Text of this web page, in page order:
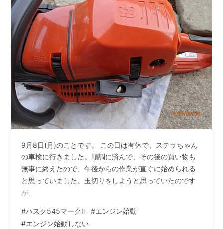
9月8日(月)のことです。 この日は有休で、ステラちゃん
の車検に行きました。順調に済んで、その後の買い物も
無事に終えたので、午後からの作業が直ぐに始められる
と思っていました。玉切りをしようと思っていたのです
が、
#ハスク545マークⅡ #エンジン始動
#エンジン始動しない